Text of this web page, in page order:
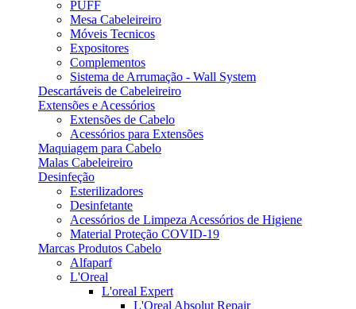
PUFF
Mesa Cabeleireiro
Móveis Tecnicos
Expositores
Complementos
Sistema de Arrumação - Wall System
Descartáveis de Cabeleireiro
Extensões e Acessórios
Extensões de Cabelo
Acessórios para Extensões
Maquiagem para Cabelo
Malas Cabeleireiro
Desinfeção
Esterilizadores
Desinfetante
Acessórios de Limpeza Acessórios de Higiene
Material Proteção COVID-19
Marcas Produtos Cabelo
Alfaparf
L'Oreal
L'oreal Expert
L'Oreal Absolut Repair